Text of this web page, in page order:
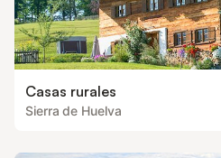
Casas rurales
Sierra de Huelva